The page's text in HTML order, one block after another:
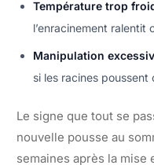
Température trop
l’enracinement ralentit
Manipulation
si les racines poussent
Le signe que tout se
nouvelle pousse au
semaines après la